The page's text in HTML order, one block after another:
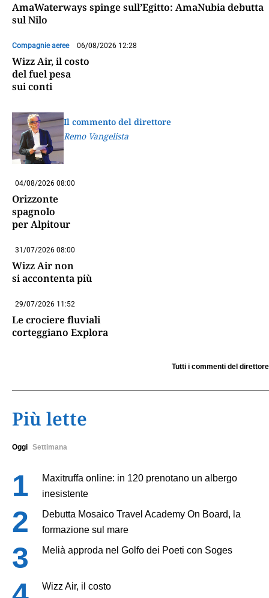
AmaWaterways spinge sull’Egitto: AmaNubia debutta
sul Nilo
Compagnie aeree 06/08/2026 12:28
Wizz Air, il costo
del fuel pesa
sui conti
Il commento del direttore
Remo Vangelista
04/08/2026 08:00
Orizzonte
spagnolo
per Alpitour
31/07/2026 08:00
Wizz Air non
si accontenta più
29/07/2026 11:52
Le crociere fluviali
corteggiano Explora
Tutti i commenti del direttore
Più lette
Oggi Settimana
Maxitruffa online: in 120 prenotano un albergo
inesistente
Debutta Mosaico Travel Academy On Board, la
formazione sul mare
Melià approda nel Golfo dei Poeti con Soges
Wizz Air, il costo